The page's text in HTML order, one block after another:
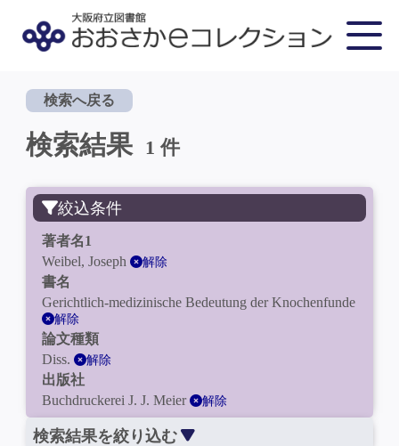
検索へ戻る
検索結果 1 件
絞込条件
著者名1
Weibel, Joseph
解除
書名
Gerichtlich-medizinische Bedeutung der Knochenfunde
解除
論文種類
Diss.
解除
出版社
Buchdruckerei J. J. Meier
解除
検索結果を絞り込む